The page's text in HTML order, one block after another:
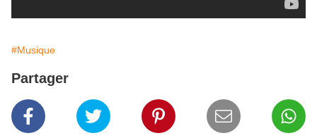
#Musique
Partager